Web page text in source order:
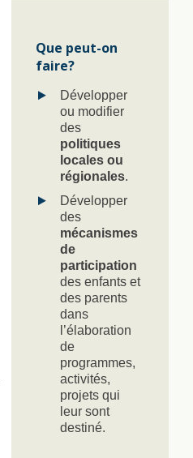
Que peut-on
faire?
Développer
ou modifier
des
politiques
locales ou
régionales.
Développer
des
mécanismes
de
participation
des enfants et
des parents
dans
l’élaboration
de
programmes,
activités,
projets qui
leur sont
destiné.